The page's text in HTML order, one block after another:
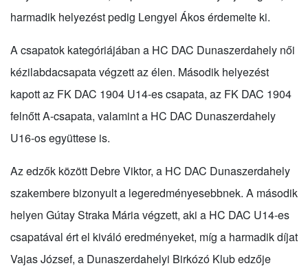
harmadik helyezést pedig Lengyel Ákos érdemelte ki.
A csapatok kategóriájában a HC DAC Dunaszerdahely női
kézilabdacsapata végzett az élen. Második helyezést
kapott az FK DAC 1904 U14-es csapata, az FK DAC 1904
felnőtt A-csapata, valamint a HC DAC Dunaszerdahely
U16-os együttese is.
Az edzők között Debre Viktor, a HC DAC Dunaszerdahely
szakembere bizonyult a legeredményesebbnek. A második
helyen Gútay Straka Mária végzett, aki a HC DAC U14-es
csapatával ért el kiváló eredményeket, míg a harmadik díjat
Vajas József, a Dunaszerdahelyi Birkózó Klub edzője